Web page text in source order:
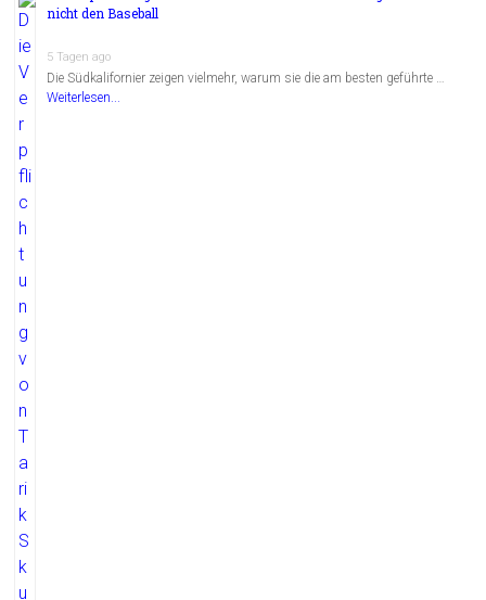
nicht den Baseball
5 Tagen ago
Die Südkalifornier zeigen vielmehr, warum sie die am besten geführte …
Weiterlesen...